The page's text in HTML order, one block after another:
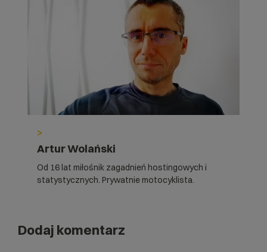
>
Artur Wolański
Od 16 lat miłośnik zagadnień hostingowych i
statystycznych. Prywatnie motocyklista.
Dodaj komentarz